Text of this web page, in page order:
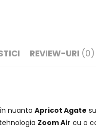
REVIEW-URI (0)
în nuanta Apricot Agate
Zoom Air cu o